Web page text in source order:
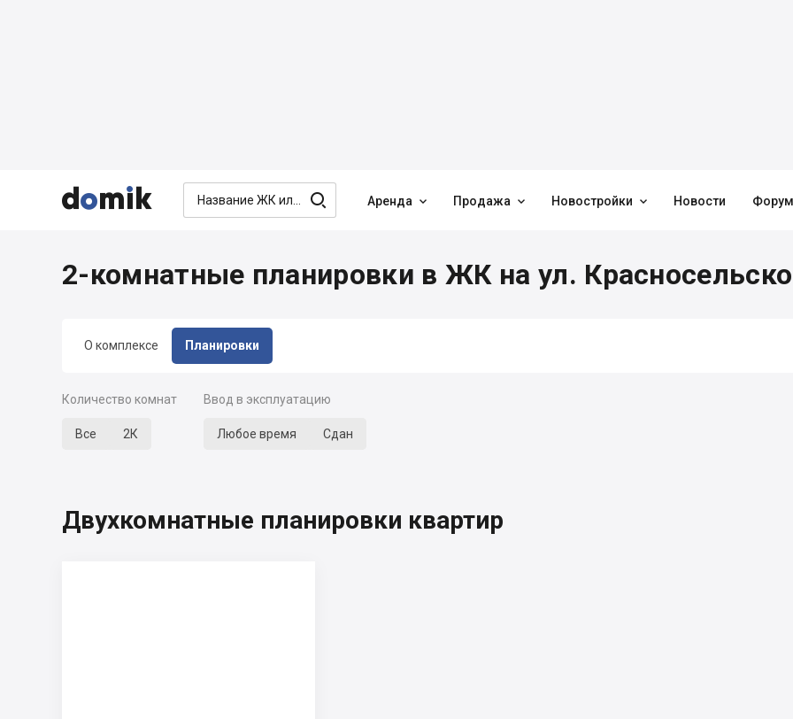


  Аренда  Продажа  Новостройки  Новости Форум
О комплексе Планировки
2-комнатные планировки в ЖК на ул.
Количество комнат
Все 2К
Ввод в эксплуатацию
Любое время Сдан
Двухкомнатные планировки квартир